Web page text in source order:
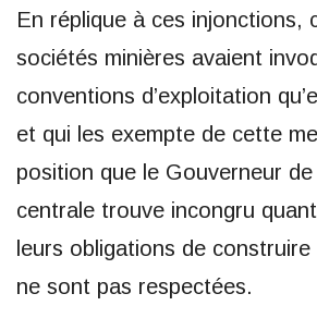
En réplique à ces injonctions,
sociétés minières avaient
conventions d’exploitation
et qui les exempte de cette
position que le Gouverneur
centrale trouve incongru
leurs obligations de
ne sont pas respectées.